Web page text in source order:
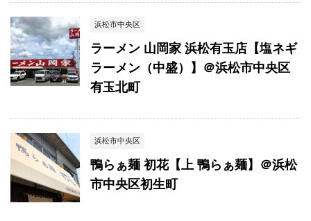
浜松市中央区
ラーメン 山岡家 浜松有玉店【塩ネギ
ラーメン（中盛）】＠浜松市中央区
有玉北町
浜松市中央区
鴨らぁ麺 初花【上 鴨らぁ麺】＠浜松
市中央区初生町